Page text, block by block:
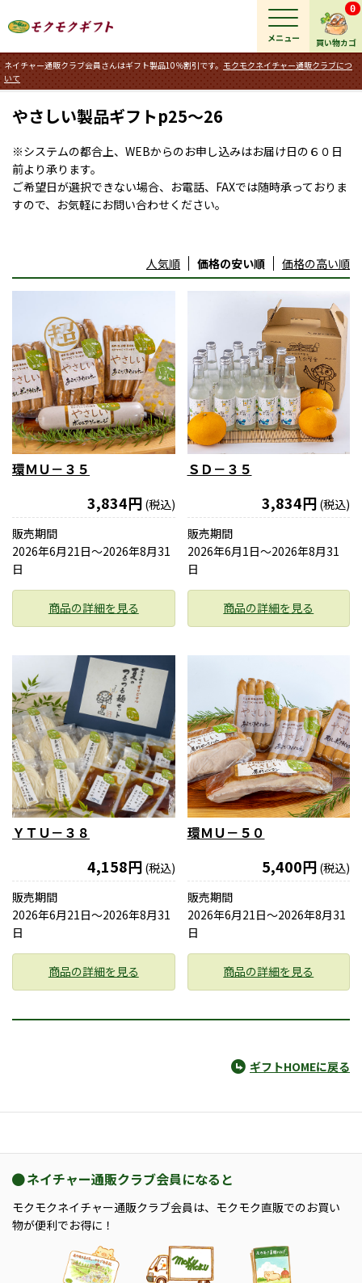
買い物カゴ
0
ネイチャー通販クラブ会員さんはギフト製品10％割引です。 モクモクネイチャー通販クラブにつ
いて
メニュー
やさしい製品ギフトp25～26
※システムの都合上、WEBからのお申し込みはお届け日の６０日
前より承ります。
ご希望日が選択できない場合、お電話、FAXでは随時承っておりま
すので、お気軽にお問い合わせください。
人気順 価格の安い順 価格の高い順
環ＭＵ－３５
3,834円 (税込)
販売期間
2026年6月21日〜2026年8月31
日
商品の詳細を見る
ＳＤ－３５
3,834円 (税込)
販売期間
2026年6月1日〜2026年8月31
日
商品の詳細を見る
ＹＴＵ－３８
4,158円 (税込)
販売期間
2026年6月21日〜2026年8月31
日
商品の詳細を見る
環ＭＵ－５０
5,400円 (税込)
販売期間
2026年6月21日〜2026年8月31
日
商品の詳細を見る
ギフトHOMEに戻る
ネイチャー通販クラブ会員になると
モクモクネイチャー通販クラブ会員は、モクモク直販でのお買い
物が便利でお得に！